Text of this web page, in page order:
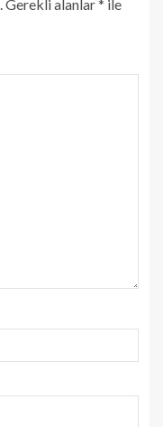
Gerekli alanlar* ile